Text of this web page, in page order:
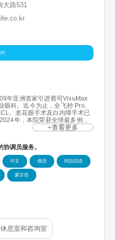
大路531
年亚洲首家引进蔡司VisuMax
眼科。迄今为止，全飞秒 Pro、
、老花眼手术及白内障手术已
年，本院荣获全球最多例老
机构殊荣，明目眼科亦作为首尔
+查看更多
调员服务。
中文 俄语 阿拉伯语
蒙古语
息室和咨询室